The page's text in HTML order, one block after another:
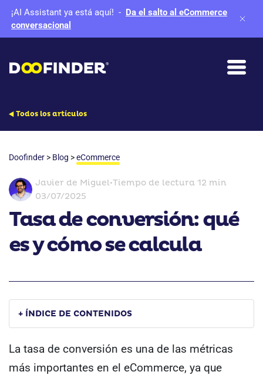
¡AI Assistant ya está aquí! - Da el salto al eCommerce
conversacional
Todos los artículos
Doofinder > Blog >eCommerce
Javier de Miguel•Tiempo de lectura 12 min
03/07/2025
Tasa de conversión: qué
es y cómo se calcula
+ ÍNDICE DE CONTENIDOS
La tasa de conversión es una de las métricas
más importantes en el eCommerce, ya que